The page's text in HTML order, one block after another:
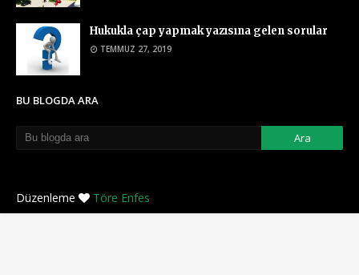
Hukukla çap yapmak yazısına gelen sorular
TEMMUZ 27, 2019
BU BLOGDA ARA
Düzenleme Töre Enfes